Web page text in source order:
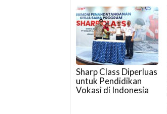
Sharp Class Diperluas
untuk Pendidikan
Vokasi di Indonesia